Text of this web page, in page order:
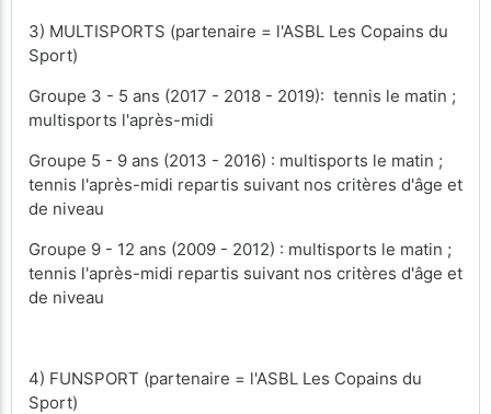
3) MULTISPORTS (partenaire = l'ASBL Les Copains du
Sport)
Groupe 3 - 5 ans (2017 - 2018 - 2019): tennis le matin ;
multisports l'après-midi
Groupe 5 - 9 ans (2013 - 2016) : multisports le matin ;
tennis l'après-midi repartis suivant nos critères d'âge et
de niveau
Groupe 9 - 12 ans (2009 - 2012) : multisports le matin ;
tennis l'après-midi repartis suivant nos critères d'âge et
de niveau
4) FUNSPORT (partenaire = l'ASBL Les Copains du
Sport)